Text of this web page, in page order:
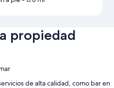
propiedad
de alta calidad, como bar en